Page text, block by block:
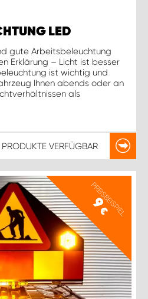
LED
gute Arbeitsbeleuchtung
Erklärung – Licht ist besser
ist wichtig und
Ihnen abends oder an
als
VERFÜGBAR
PREISBEISPIEL
9
€